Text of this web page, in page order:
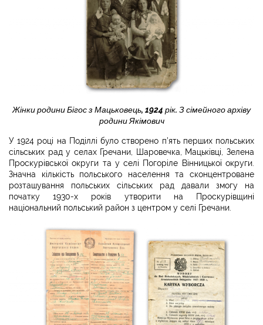
Жінки родини Бігос з Мацьковець, 1924 рік. З сімейного архіву
родини Якімович
У 1924 році на Поділлі було створено п’ять перших польських
сільських рад у селах Гречани, Шаровечка, Мацьківці, Зелена
Проскурівської округи та у селі Погоріле Вінницької округи.
Значна кількість польського населення та сконцентроване
розташування польських сільських рад давали змогу на
початку 1930-х років утворити на Проскурівщині
національний польський район з центром у селі Гречани.